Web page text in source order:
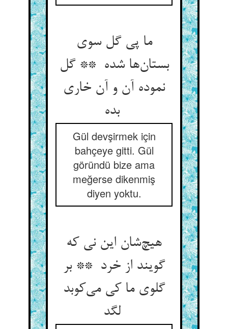
ما پی گل سوی
بستان‌ها شده ** گل
نموده آن و آن خاری
بده
Gül devşirmek için
bahçeye gitti. Gül
göründü bize ama
meğerse dikenmiş
diyen yoktu.
هیچ‌شان این نی که
گویند از خرد ** بر
گلوی ما کی می‌کوبد